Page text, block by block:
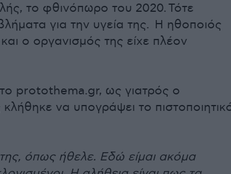
το φθινόπωρο του 2020. Τότε
για την υγεία της. Η ηθοποιός
ο οργανισμός της είχε πλέον
protothema.gr, ως γιατρός ο
να υπογράψει το
όπως ήθελε. Εδώ είμαι ακόμα